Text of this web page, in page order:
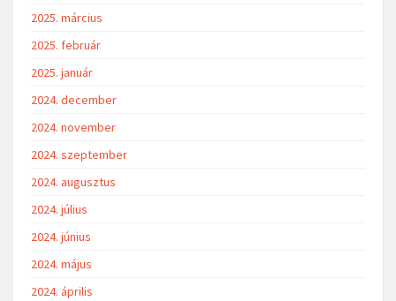
2025. március
2025. február
2025. január
2024. december
2024. november
2024. szeptember
2024. augusztus
2024. július
2024. június
2024. május
2024. április